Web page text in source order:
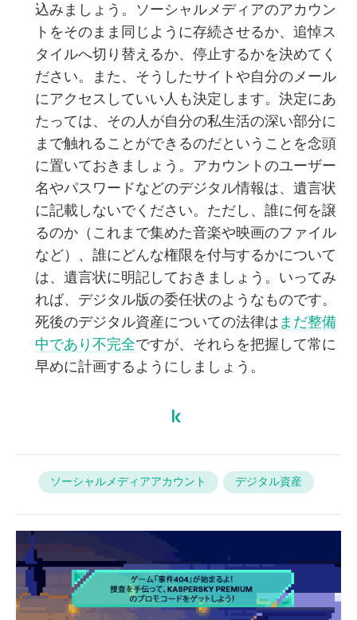
込みましょう。ソーシャルメディアのアカウン
トをそのまま同じように存続させるか、追悼ス
タイルへ切り替えるか、停止するかを決めてく
ださい。また、そうしたサイトや自分のメール
にアクセスしていい人も決定します。決定にあ
たっては、その人が自分の私生活の深い部分に
まで触れることができるのだということを念頭
に置いておきましょう。アカウントのユーザー
名やパスワードなどのデジタル情報は、遺言状
に記載しないでください。ただし、誰に何を譲
るのか（これまで集めた音楽や映画のファイル
など）、誰にどんな権限を付与するかについて
は、遺言状に明記しておきましょう。いってみ
れば、デジタル版の委任状のようなものです。
死後のデジタル資産についての法律はまだ整備
中であり不完全ですが、それらを把握して常に
早めに計画するようにしましょう。
ソーシャルメディアアカウント デジタル資産